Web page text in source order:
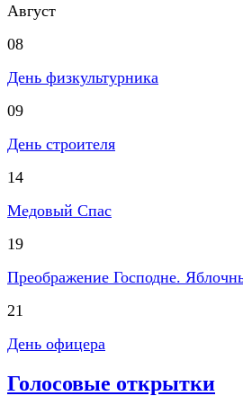
Август
08
День физкультурника
09
День строителя
14
Медовый Спас
19
Преображение Господне.
21
День офицера
Голосовые открытки